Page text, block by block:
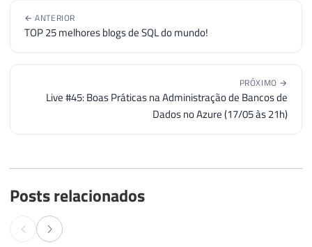
← ANTERIOR
TOP 25 melhores blogs de SQL do mundo!
PRÓXIMO →
Live #45: Boas Práticas na Administração de Bancos de
Dados no Azure (17/05 às 21h)
Posts relacionados